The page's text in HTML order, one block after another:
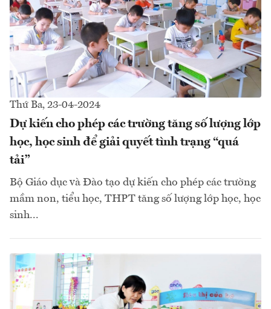
Thứ Ba, 23-04-2024
Dự kiến cho phép các trường tăng số lượng lớp
học, học sinh để giải quyết tình trạng “quá
tải”
Bộ Giáo dục và Đào tạo dự kiến cho phép các trường
mầm non, tiểu học, THPT tăng số lượng lớp học, học
sinh...